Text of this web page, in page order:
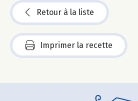
Retour à la liste
Imprimer la recette